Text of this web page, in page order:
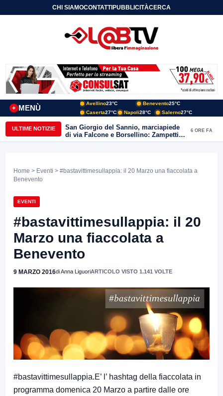
CHI SIAMOCONTATTIPUBBLICITÀCERCA
MENÙ
+
Avellino23°C Benevento25°C
Caserta27°C Napoli28°C Salerno27°C
ULTIME NOTIZIE
San Giorgio del Sannio, marciapiede
di via Falcone e Borsellino: Zampetti e
Lombardi replicano alle polemiche
6 ORE FA
Home > Eventi > #bastavittimesullappia: il 20 Marzo una fiaccolata a
Benevento
EVENTI
#bastavittimesullappia: il 20
Marzo una fiaccolata a
Benevento
9 MARZO 2016di Anna LiguoriARTICOLO VISTO 1.141 VOLTE
#bastavittimesullappia.E’ l’ hashtag della fiaccolata in
programma domenica 20 Marzo a partire dalle ore